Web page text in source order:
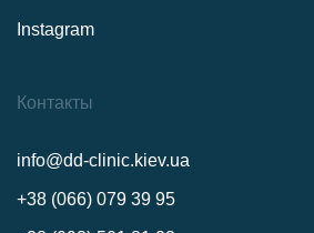
Instagram
Контакты
info@dd-clinic.kiev.ua
+38 (066) 079 39 95